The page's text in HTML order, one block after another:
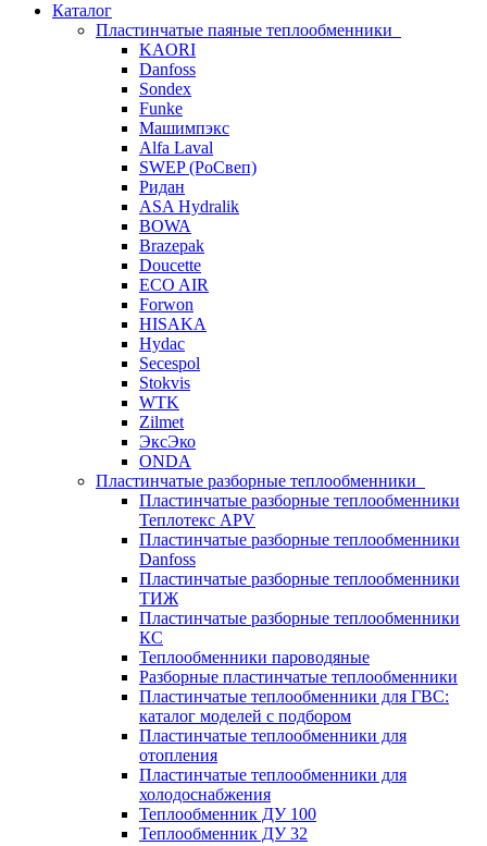
Каталог
Пластинчатые паяные теплообменники
KAORI
Danfoss
Sondex
Funke
Машимпэкс
Alfa Laval
SWEP (РоСвеп)
Ридан
ASA Hydralik
BOWA
Brazepak
Doucette
ECO AIR
Forwon
HISAKA
Hydac
Secespol
Stokvis
WTK
Zilmet
ЭксЭко
ONDA
Пластинчатые разборные теплообменники
Пластинчатые разборные теплообменники
Теплотекс APV
Пластинчатые разборные теплообменники
Danfoss
Пластинчатые разборные теплообменники
ТИЖ
Пластинчатые разборные теплообменники
КC
Теплообменники пароводяные
Разборные пластинчатые теплообменники
Пластинчатые теплообменники для ГВС:
каталог моделей с подбором
Пластинчатые теплообменники для
отопления
Пластинчатые теплообменники для
холодоснабжения
Теплообменник ДУ 100
Теплообменник ДУ 32